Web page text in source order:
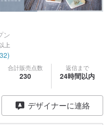
ン
上
合計販売点数
230
返信まで
24時間以内
デザイナーに連絡